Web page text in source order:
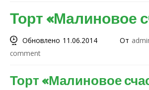
Торт «Малиновое
Обновлено 11.06.2014 От
comment
Торт «Малиновое